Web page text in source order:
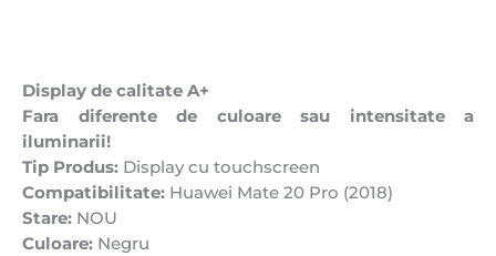
Display de calitate A+
Fara diferente de culoare sau intensitate a
iluminarii!
Tip Produs: Display cu touchscreen
Compatibilitate: Huawei Mate 20 Pro (2018)
Stare: NOU
Culoare: Negru